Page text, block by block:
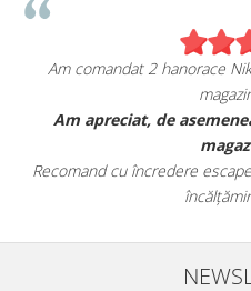
Am comandat 2 hanorace
Am apreciat, de
Recomand cu încredere